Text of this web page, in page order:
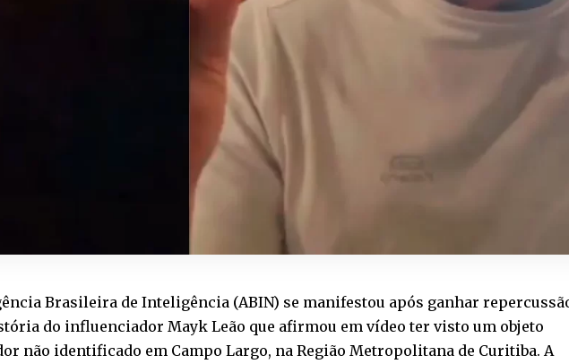
Brasileira de Inteligência (ABIN) se manifestou após ganhar
do influenciador Mayk Leão que afirmou em vídeo ter visto um objeto
não identificado em Campo Largo, na Região Metropolitana de Curitiba. A